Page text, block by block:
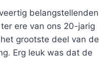
belangstellenden
ere van ons 20-jarig
grootste deel van de
Erg leuk was dat de